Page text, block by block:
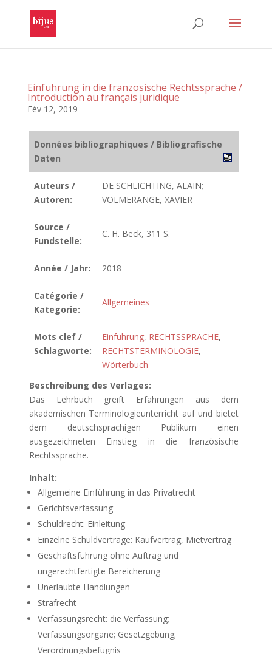
Einführung in die französische Rechtssprache /
Introduction au français juridique
Fév 12, 2019
Données bibliographiques / Bibliografische
Daten
Auteurs /
Autoren:
DE SCHLICHTING, ALAIN;
VOLMERANGE, XAVIER
Source /
Fundstelle:
C. H. Beck, 311 S.
Année / Jahr: 2018
Catégorie /
Kategorie:
Allgemeines
Mots clef /
Schlagworte:
Einführung, RECHTSSPRACHE,
RECHTSTERMINOLOGIE,
Wörterbuch
Beschreibung des Verlages:
Das Lehrbuch greift Erfahrungen aus dem
akademischen Terminologieunterricht auf und bietet
dem deutschsprachigen Publikum einen
ausgezeichneten Einstieg in die französische
Rechtssprache.
Inhalt:
Allgemeine Einführung in das Privatrecht
Gerichtsverfassung
Schuldrecht: Einleitung
Einzelne Schuldverträge: Kaufvertrag, Mietvertrag
Geschäftsführung ohne Auftrag und
ungerechtfertigte Bereicherung
Unerlaubte Handlungen
Strafrecht
Verfassungsrecht: die Verfassung;
Verfassungsorgane; Gesetzgebung;
Verordnungsbefugnis